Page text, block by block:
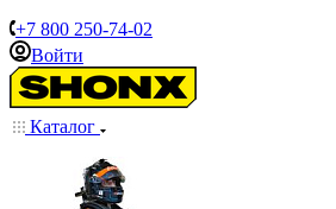
+7 800 250-74-02
Войти
Каталог